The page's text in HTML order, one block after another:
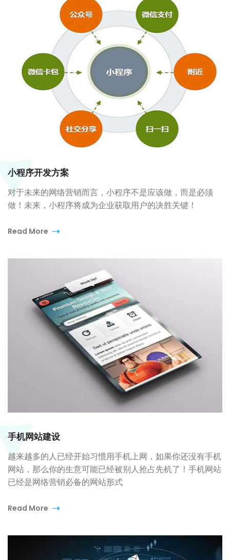
小程序开发方案
对于未来的网络营销而言，小程序不是应该做，而是必须
做！未来，小程序将成为企业获取用户的决胜关键！
Read More
手机网站建设
越来越多的人已经开始习惯用手机上网，如果你还没有手机
网站，那么你的生意可能已经被别人抢占先机了！手机网站
已经是网络营销必备的网站形式
Read More